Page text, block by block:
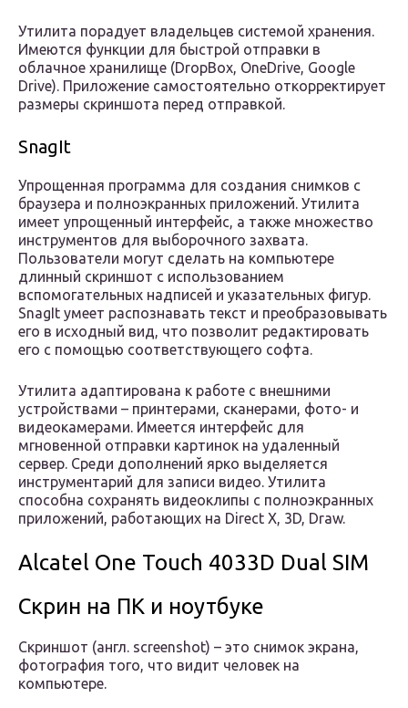
Утилита порадует владельцев системой хранения.
Имеются функции для быстрой отправки в
облачное хранилище (DropBox, OneDrive, Google
Drive). Приложение самостоятельно откорректирует
размеры скриншота перед отправкой.
SnagIt
Упрощенная программа для создания снимков с
браузера и полноэкранных приложений. Утилита
имеет упрощенный интерфейс, а также множество
инструментов для выборочного захвата.
Пользователи могут сделать на компьютере
длинный скриншот с использованием
вспомогательных надписей и указательных фигур.
SnagIt умеет распознавать текст и преобразовывать
его в исходный вид, что позволит редактировать
его с помощью соответствующего софта.
Утилита адаптирована к работе с внешними
устройствами – принтерами, сканерами, фото- и
видеокамерами. Имеется интерфейс для
мгновенной отправки картинок на удаленный
сервер. Среди дополнений ярко выделяется
инструментарий для записи видео. Утилита
способна сохранять видеоклипы с полноэкранных
приложений, работающих на Direct X, 3D, Draw.
Alcatel One Touch 4033D Dual SIM
Скрин на ПК и ноутбуке
Скриншот (англ. screenshot) – это снимок экрана,
фотография того, что видит человек на
компьютере.